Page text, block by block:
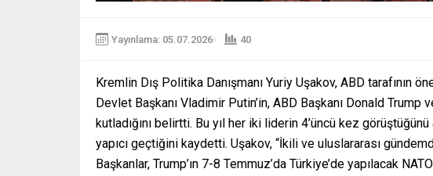
Yayınlama: 05.07.2026 40
Kremlin Dış Politika Danışmanı Yuriy Uşakov, ABD tarafının
Devlet Başkanı Vladimir Putin’in, ABD Başkanı Donald Trump
kutladığını belirtti. Bu yıl her iki liderin 4’üncü kez
yapıcı geçtiğini kaydetti. Uşakov, “İkili ve uluslararası
Başkanlar, Trump’ın 7-8 Temmuz’da Türkiye’de yapılacak